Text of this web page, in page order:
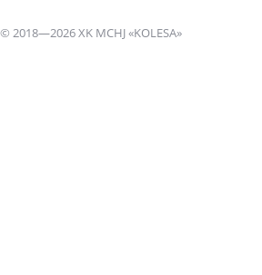
© 2018—2026 XK MCHJ «KOLESA»